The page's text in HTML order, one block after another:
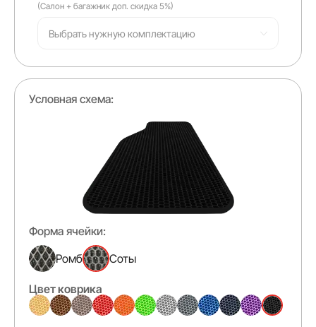
(Салон + багажник доп. скидка 5%)
Выбрать нужную комплектацию
Условная схема:
Форма ячейки:
Ромб
Соты
Цвет коврика